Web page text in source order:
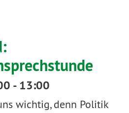
- 13:00
wichtig, denn Politik